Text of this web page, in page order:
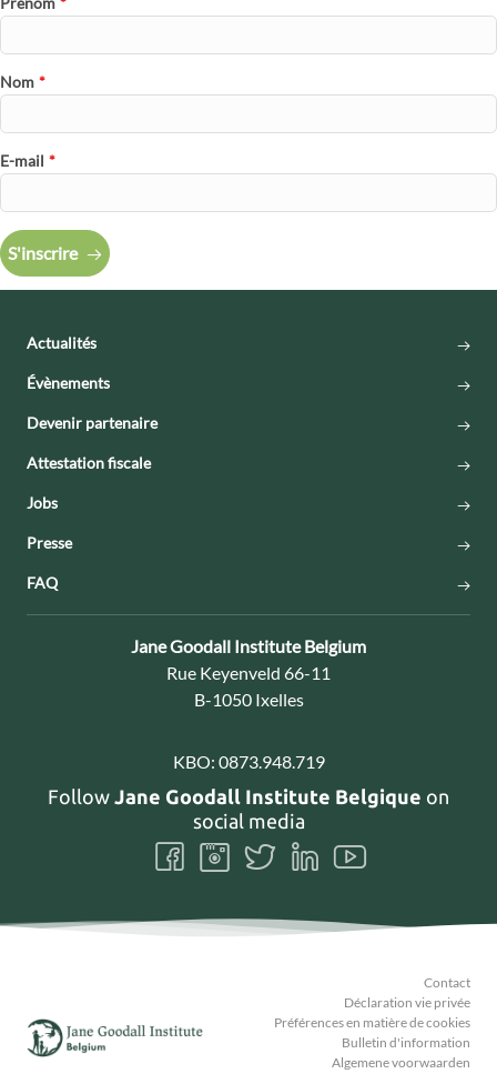
Nom *
E-mail *
S'inscrire
Actualités
Évènements
Devenir partenaire
Attestation fiscale
Jobs
Presse
FAQ
Contact:
Jane Goodall Institute Belgium
Adresse:
Rue Keyenveld 66-11
B-1050 Ixelles
KBO: 0873.948.719
Follow Jane Goodall Institute Belgique on
social media
Follow
us
Facebook
Follow
us
Instagram
Follow
us
Twitter
Follow
us
LinkedIn
Follow
us
Youtube
Contact
Déclaration vie privée
Préférences en matière de cookies
Bulletin d'information
Algemene voorwaarden